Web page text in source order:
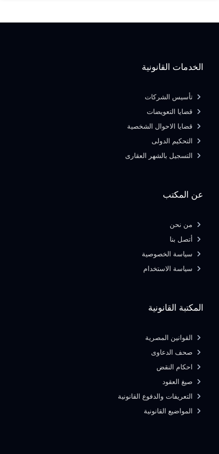
المكتبة القانونية
القوانين المصرية
صحف الدعاوى
احكام النقض
صيغ العقود
التعريفات والدفوع القانونية
المواضيع القانونية
عن المكتب
من نحن
أتصل بنا
سياسة الخصوصية
سياسة الاستخدام
الخدمات القانونية
تأسيس الشركات
قضايا التعويضات
قضايا الاحوال الشخصية
التحكيم الدولى
التسجيل بالشهر العقارى